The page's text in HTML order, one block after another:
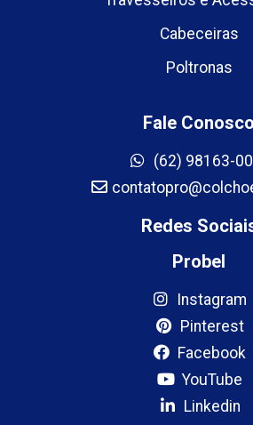
Cabeceiras
Poltronas
Fale Conosco
(62) 98163-
Redes
Probel
Instagram
Pinterest
Facebook
YouTube
Linkedin